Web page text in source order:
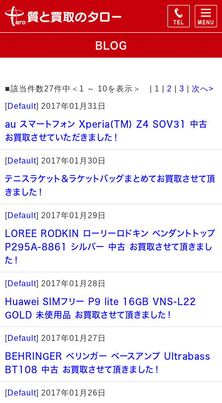
BLOG
■該当件数27件中＜1 ～ 10を表示＞ | 1 | 2 3 次へ>
[Default] 2017年01月31日
au スマートフォン Xperia(TM) Z4 SOV31 中古
お買取させていただきました！
[Default] 2017年01月30日
テニスラケット＆ラケットバッグまとめてお買取させて頂
きました！
[Default] 2017年01月29日
LOREE RODKIN ローリーロドキン ペンダントトップ
P295A-8861 シルバー 中古 お買取させて頂きまし
た！
[Default] 2017年01月28日
Huawei SIMフリー P9 lite 16GB VNS-L22
GOLD 未使用品 お買取させて頂きました！
[Default] 2017年01月27日
BEHRINGER ベリンガー ベースアンプ Ultrabass
BT108 中古 お買取させて頂きました！
[Default] 2017年01月26日